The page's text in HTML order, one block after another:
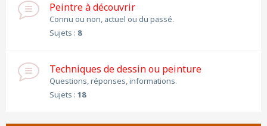
Peintre à découvrir
Connu ou non, actuel ou du passé.
Sujets : 8
Techniques de dessin ou peinture
Questions, réponses, informations.
Sujets : 18